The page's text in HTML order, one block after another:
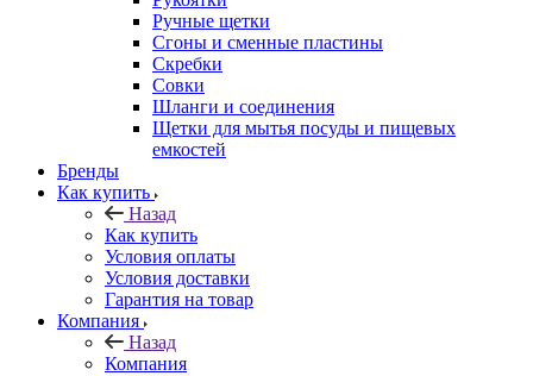
Ручные щетки
Сгоны и сменные пластины
Скребки
Совки
Шланги и соединения
Щетки для мытья посуды и пищевых
емкостей
Бренды
Как купить
Назад
Как купить
Условия оплаты
Условия доставки
Гарантия на товар
Компания
Назад
Компания